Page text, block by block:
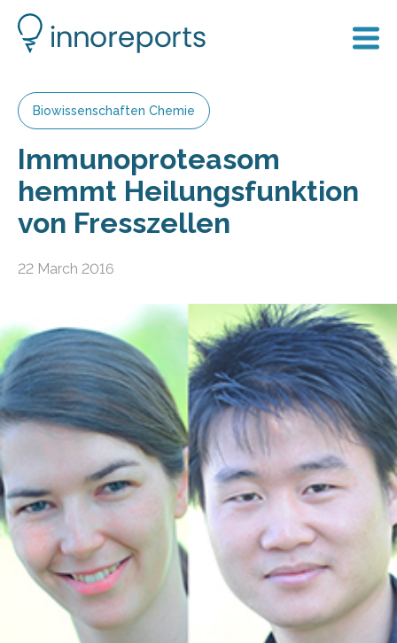
Biowissenschaften Chemie
Immunoproteasom
hemmt Heilungsfunktion
von Fresszellen
22 March 2016